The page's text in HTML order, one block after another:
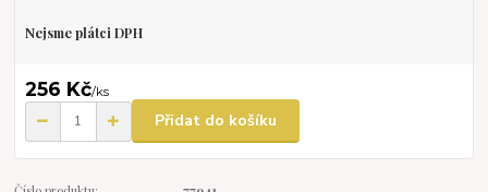
Nejsme plátci DPH
256 Kč/ks
Přidat do košíku